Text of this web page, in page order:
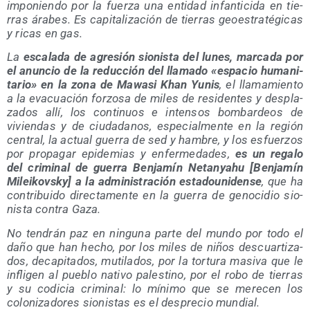
impo­nien­do por la fuer­za una enti­dad infan­ti­ci­da en tie­
rras ára­bes. Es capi­ta­li­za­ción de tie­rras geo­es­tra­té­gi­cas
y ricas en gas.
La esca­la­da de agre­sión sio­nis­ta del lunes, mar­ca­da por
el anun­cio de la reduc­ción del lla­ma­do «espa­cio huma­ni­
ta­rio» en la zona de Mawa­si Khan Yunis, el lla­ma­mien­to
a la eva­cua­ción for­zo­sa de miles de resi­den­tes y des­pla­
za­dos allí, los con­ti­nuos e inten­sos bom­bar­deos de
vivien­das y de ciu­da­da­nos, espe­cial­men­te en la región
cen­tral, la actual gue­rra de sed y ham­bre, y los esfuer­zos
por pro­pa­gar epi­de­mias y enfer­me­da­des, es un rega­lo
del cri­mi­nal de gue­rra Ben­ja­mín Netan­yahu [Ben­ja­mín
Milei­kovsky] a la admi­nis­tra­ción esta­dou­ni­den­se, que ha
con­tri­bui­do direc­ta­men­te en la gue­rra de geno­ci­dio sio­
nis­ta con­tra Gaza.
No ten­drán paz en nin­gu­na par­te del mun­do por todo el
daño que han hecho, por los miles de niños des­cuar­ti­za­
dos, deca­pi­ta­dos, muti­la­dos, por la tor­tu­ra masi­va que le
infli­gen al pue­blo nati­vo pales­tino, por el robo de tie­rras
y su codi­cia cri­mi­nal: lo míni­mo que se mere­cen los
colo­ni­za­do­res sio­nis­tas es el des­pre­cio mundial.